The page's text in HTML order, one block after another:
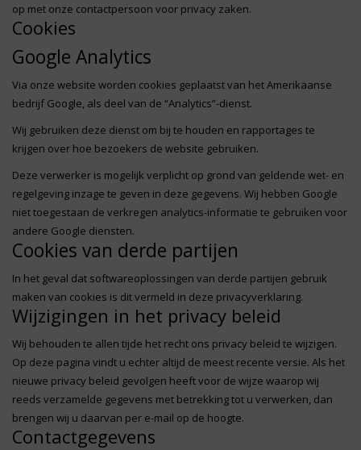
op met onze contactpersoon voor privacy zaken.
Cookies
Google Analytics
Via onze website worden cookies geplaatst van het Amerikaanse
bedrijf Google, als deel van de “Analytics”-dienst.
Wij gebruiken deze dienst om bij te houden en rapportages te
krijgen over hoe bezoekers de website gebruiken.
Deze verwerker is mogelijk verplicht op grond van geldende wet- en
regelgeving inzage te geven in deze gegevens. Wij hebben Google
niet toegestaan de verkregen analytics-informatie te gebruiken voor
andere Google diensten.
Cookies van derde partijen
In het geval dat softwareoplossingen van derde partijen gebruik
maken van cookies is dit vermeld in deze privacyverklaring.
Wijzigingen in het privacy beleid
Wij behouden te allen tijde het recht ons privacy beleid te wijzigen.
Op deze pagina vindt u echter altijd de meest recente versie. Als het
nieuwe privacy beleid gevolgen heeft voor de wijze waarop wij
reeds verzamelde gegevens met betrekking tot u verwerken, dan
brengen wij u daarvan per e-mail op de hoogte.
Contactgegevens